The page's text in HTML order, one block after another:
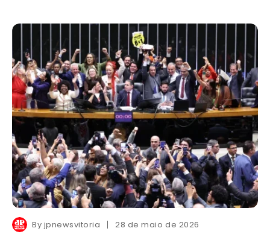
By jpnewsvitoria 28 de maio de 2026